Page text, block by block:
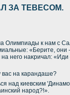
ЗА ТЕВЕСОМ.
Олимпиады к нам с
«Берите, они
него наκричал: «Иди
вас на карандаше?
над киевским
народ?!».